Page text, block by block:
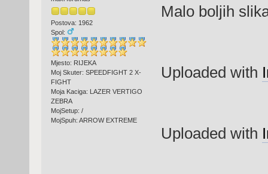
Postova: 1962
Spol:
Mjesto: RIJEKA
Moj Skuter: SPEEDFIGHT 2 X-
FIGHT
Moja Kaciga: LAZER VERTIGO
ZEBRA
MojSetup: /
MojSpuh: ARROW EXTREME
Malo boljih
Uploaded with
Uploaded with